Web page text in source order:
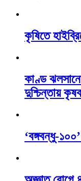
কৃষিতে
কাণ্ড
দুশ্চিন্তায়
‘বঙ্গবন্ধু-